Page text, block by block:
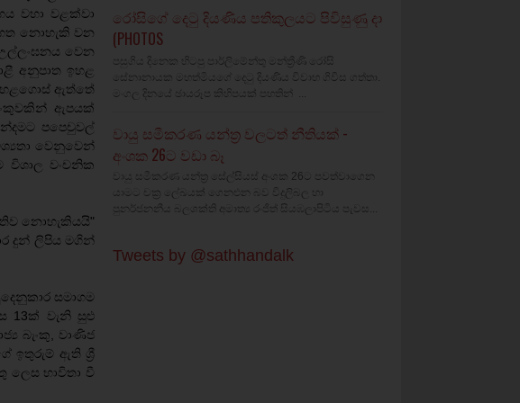
වහා වළක්වා
නොහැකි වන
වෙන
අනුපාත ඉහළ
ඉහළගොස් ඇත්තේ
ඇපයක්
පපෙචුවල්
වෙනුවෙන්
විශාල වංචනික
නොහැකියයි"
දුන් ලිපිය මගින්
සමාගම
13ක් වැනි සුළු
බැංකු, වාණිජ
ඉතුරුම් ඇති ශ්‍රී
ලෙස භාවිතා වී
රෝසිගේ දෙටු දියණිය පතිකුලයට පිවිසුණු දා
(PHOTOS
පසුගිය දිනෙක හිටපු පාර්ලිමේන්තු මන්ත්‍රීණි රෝසි
සේනානායක මහත්මියගේ දෙටු දියණිය විවාහ ගිවිස ගත්තා.
මංගල දිනයේ ඡායරූප කිහිපයක් පහතින් ...
වායු සමීකරණ යන්ත්‍ර වලටත් නීතියක් -
අංශක 26ට වඩා බෑ
වායු සමීකරණ යන්ත්‍ර සේල්සියස් අංශක 26ට පවත්වාගෙන
යාමට චක්‍ර ලේඛයක් ගෙනඑන බව විදුලිබල හා
පුනර්ජනනීය බලශක්ති අමාත්‍ය රංජිත් සියඹලාපිටිය පැවස...
Tweets by @sathhandalk